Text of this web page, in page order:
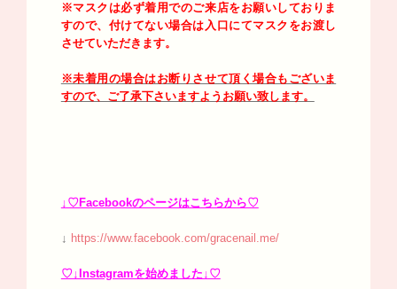
※マスクは必ず着用でのご来店をお願いしておりま
すので、付けてない場合は入口にてマスクをお渡し
させていただきます。
※未着用の場合はお断りさせて頂く場合もございま
すので、ご了承下さいますようお願い致します。
↓♡Facebookのページはこちらから♡
↓ https://www.facebook.com/gracenail.me/
♡↓Instagramを始めました↓♡